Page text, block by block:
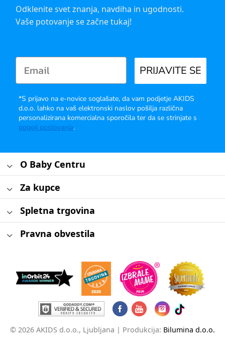
Odklenite svet znanja, navdiha in ugodnosti.
Vaše potovanje se začne tukaj!
PRIJAVITE SE
*S prijavo na e-novice soglašate, da vam podjetje AKIDS
d.o.o. lahko na vaš elektronski naslov pošilja različna
personalizirana komercialna sporočila ter da se strinjate s
pogoji poslovanja.
O Baby Centru
Za kupce
Spletna trgovina
Pravna obvestila
© 2026 AKIDS d.o.o., Ljubljana | Produkcija: Bilumina d.o.o.